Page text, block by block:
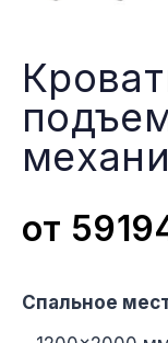
от
Спальное